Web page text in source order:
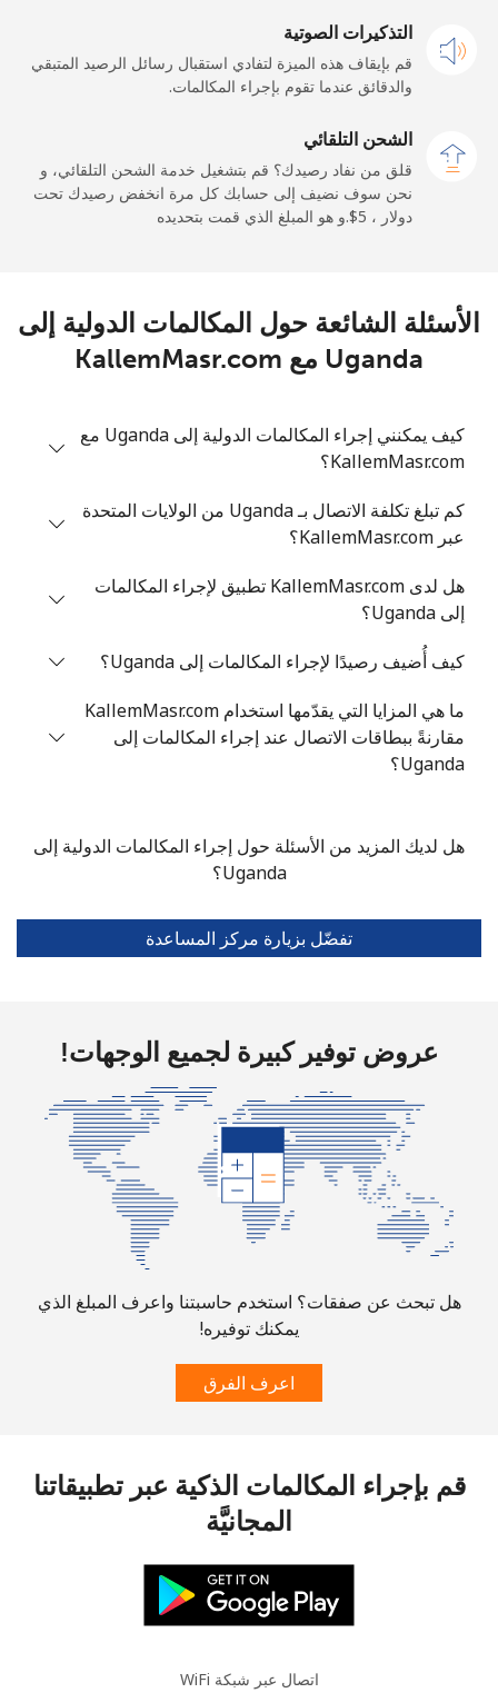
All country
Uruguay
رقم أرضي
الهاتف الجوال 20 دقائق ب ⁦$5⁩
Us Virgin Islands
Uzbekistan
الهاتف الجوال
Tashkent
-
التذكيرات الصوتية
قم بإيقاف هذه الميزة لتفادي استقبال رسائل الرصيد المتبقي
والدقائق عندما تقوم بإجراء المكالمات.
الشحن التلقائي
قلق من نفاد رصيدك؟ قم بتشغيل خدمة الشحن التلقائي، و
نحن سوف نضيف إلى حسابك كل مرة انخفض رصيدك تحت
دولار ، ⁦$5⁩.و هو المبلغ الذي قمت بتحديده
الأسئلة الشائعة حول المكالمات الدولية إلى
Uganda مع KallemMasr.com
كيف يمكنني إجراء المكالمات الدولية إلى Uganda مع
KallemMasr.com؟
كم تبلغ تكلفة الاتصال بـ Uganda من الولايات المتحدة
عبر KallemMasr.com؟
هل لدى KallemMasr.com تطبيق لإجراء المكالمات
إلى Uganda؟
كيف أُضيف رصيدًا لإجراء المكالمات إلى Uganda؟
ما هي المزايا التي يقدّمها استخدام KallemMasr.com
مقارنةً ببطاقات الاتصال عند إجراء المكالمات إلى
Uganda؟
هل لديك المزيد من الأسئلة حول إجراء المكالمات الدولية إلى
Uganda؟
تفضّل بزيارة مركز المساعدة
عروض توفير كبيرة لجميع الوجهات!
هل تبحث عن صفقات؟ استخدم حاسبتنا واعرف المبلغ الذي
يمكنك توفيره!
اعرف الفرق
قم بإجراء المكالمات الذكية عبر تطبيقاتنا
المجانيَّة
اتصال عبر شبكة WiFi